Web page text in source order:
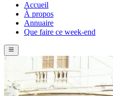
Accueil
À propos
Annuaire
Que faire ce week-end